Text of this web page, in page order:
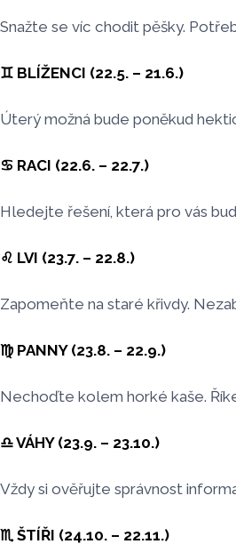
Snažte se víc chodit pěšky.
♊ BLÍŽENCI (22.5. – 21.6.)
Úterý možná bude poněkud
♋ RACI (22.6. – 22.7.)
Hledejte řešení, která pro vás
♌ LVI (23.7. – 22.8.)
Zapomeňte na staré křivdy.
♍ PANNY (23.8. – 22.9.)
Nechoďte kolem horké kaše.
♎ VÁHY (23.9. – 23.10.)
Vždy si ověřujte správnost
♏ ŠTÍŘI (24.10. – 22.11.)